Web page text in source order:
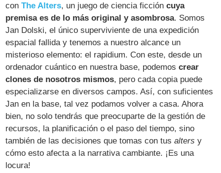
conThe Alters, un juego de ciencia ficcióncuya
premisa es de lo más original y asombrosa. Somos
Jan Dolski, el único superviviente de una expedición
espacial fallida y tenemos a nuestro alcance un
misterioso elemento: el rapidium. Con este, desde un
ordenador cuántico en nuestra base, podemoscrear
clones de nosotros mismos, pero cada copia puede
especializarse en diversos campos. Así, con suficientes
Jan en la base, tal vez podamos volver a casa. Ahora
bien, no solo tendrás que preocuparte de la gestión de
recursos, la planificación o el paso del tiempo, sino
también de las decisiones que tomas con tusalters y
cómo esto afecta a la narrativa cambiante. ¡Es una
locura!